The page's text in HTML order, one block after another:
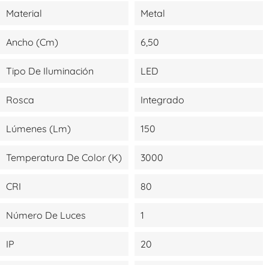
Material Metal
Ancho (cm) 6,50
Tipo De Iluminación LED
Rosca Integrado
Lúmenes (lm) 150
Temperatura De Color (K) 3000
CRI 80
Número De Luces 1
IP 20